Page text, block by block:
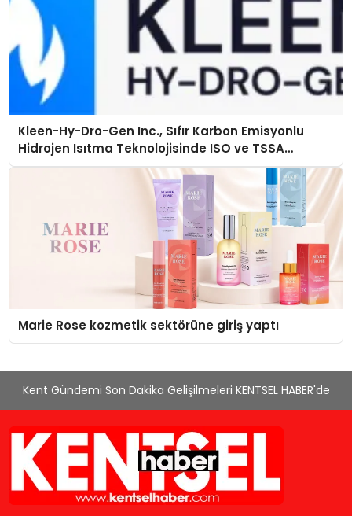
Kleen-Hy-Dro-Gen Inc., Sıfır Karbon Emisyonlu
Hidrojen Isıtma Teknolojisinde ISO ve TSSA
Düzenleyici Onaylarını Aldı
Marie Rose kozmetik sektörüne giriş yaptı
Kent Gündemi Son Dakika Gelişilmeleri KENTSEL HABER'de